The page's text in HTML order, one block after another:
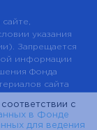
указания
Запрещается
информации
Фонда
сайта
с
в Фонде
для ведения